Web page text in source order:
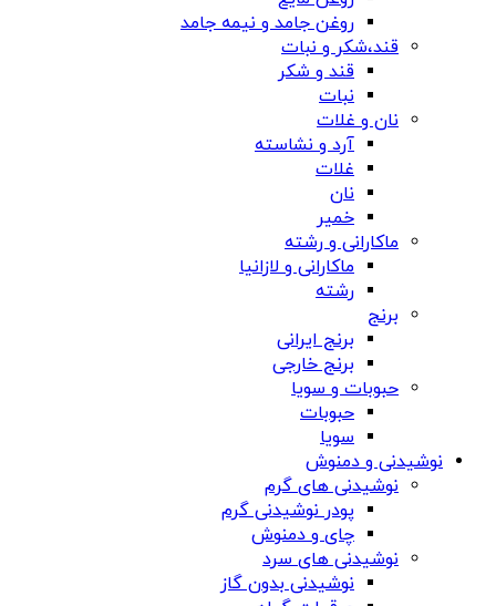
روغن جامد و نیمه جامد
قند،شکر و نبات
قند و شکر
نبات
نان و غلات
آرد و نشاسته
غلات
نان
خمیر
ماکارانی و رشته
ماکارانی و لازانیا
رشته
برنج
برنج ایرانی
برنج خارجی
حبوبات و سویا
حبوبات
سویا
نوشیدنی و دمنوش
نوشیدنی های گرم
پودر نوشیدنی گرم
چای و دمنوش
نوشیدنی های سرد
نوشیدنی بدون گاز